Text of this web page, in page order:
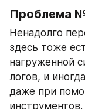
Проблема
Ненадолго
здесь тоже
нагруженной
логов, и
даже при